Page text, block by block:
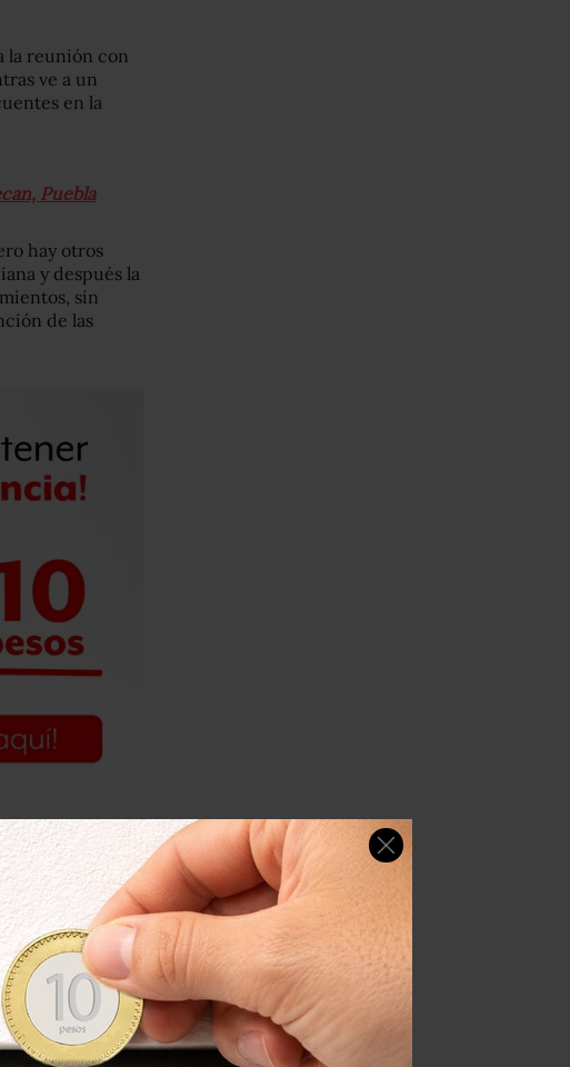
la reunión con
ve a un
en la
Puebla
hay otros
y después la
sin
de las
de Tepexco
delincuencia.
para
cosechar,
situación que
dijo, se